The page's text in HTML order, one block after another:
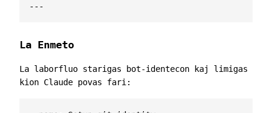
---
La Enmeto
La laborfluo starigas bot-identecon kaj limigas
kion Claude povas fari: